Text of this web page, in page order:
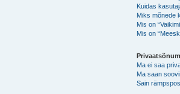
Kuidas
Miks mõnede
Mis on
Mis on
Ma ei saa
Ma saan
Sain